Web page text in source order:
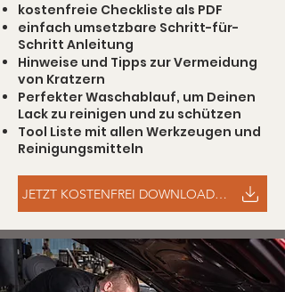
kostenfreie Checkliste als PDF
einfach umsetzbare Schritt-für-
Schritt Anleitung
Hinweise und Tipps zur Vermeidung
von Kratzern
Perfekter Waschablauf, um Deinen
Lack zu reinigen und zu schützen
Tool Liste mit allen Werkzeugen und
Reinigungsmitteln
JETZT KOSTENFREI DOWNLOADEN